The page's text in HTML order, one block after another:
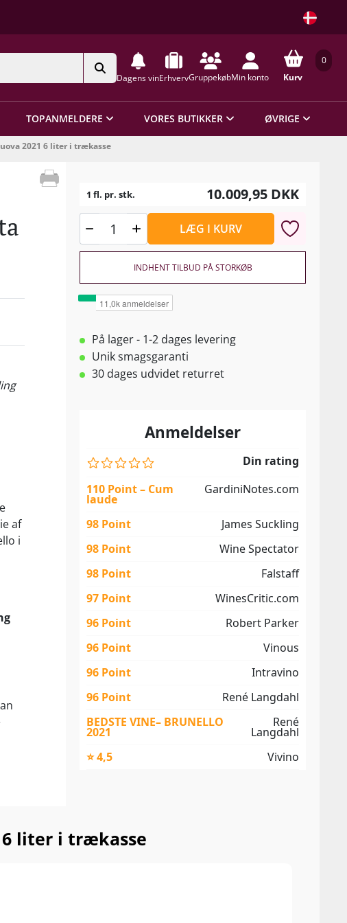
Dagens vinErhvervGruppekøbMin konto
0
Kurv
TOPANMELDERE VORES BUTIKKER ØVRIGE
2021 6 liter i trækasse
af
i
1 fl. pr. stk. 10.009,95 DKK
LÆG I KURV
INDHENT TILBUD PÅ STORKØB
På lager - 1-2 dages levering
Unik smagsgaranti
30 dages udvidet returret
Anmeldelser
Din rating
110 Point – Cum
laude
GardiniNotes.com
98 Point
James Suckling
98 Point
Wine Spectator
98 Point
Falstaff
97 Point
WinesCritic.com
96 Point
Robert Parker
96 Point
Vinous
96 Point
Intravino
96 Point
René Langdahl
BEDSTE VINE– BRUNELLO
2021
René
Langdahl
⭐ 4,5
Vivino
6 liter i trækasse